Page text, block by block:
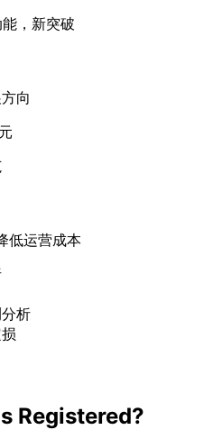
，新突破
向
低运营成本
析
Registered?